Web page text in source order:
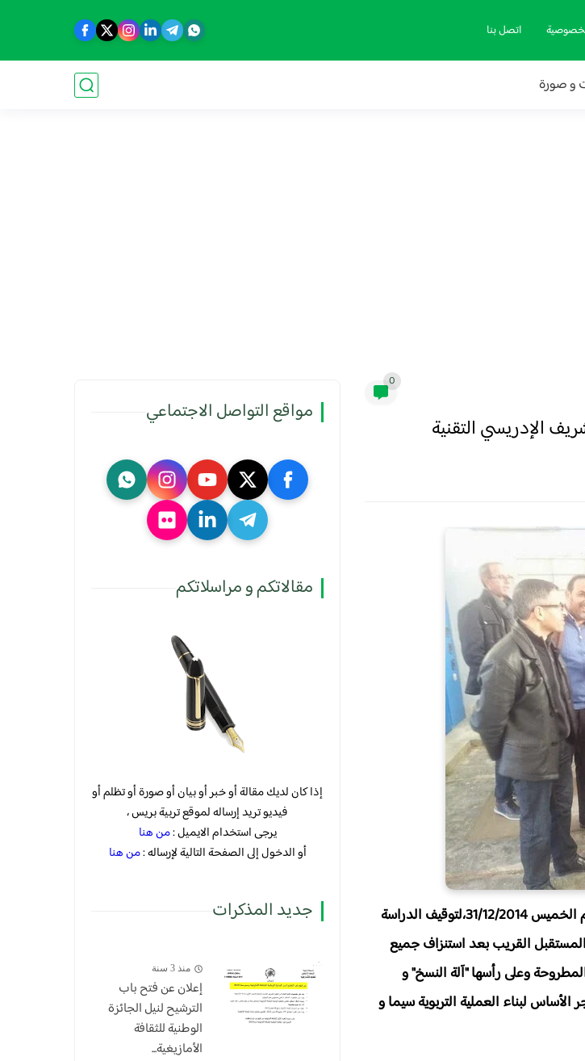
اتصل بنا
و صورة
0
اﻹدريسي التقنية
اضطر أساتذة التعليم التقني الصناعي بثانوية الشريف اﻹدريسي التقنية ،صبيحة يوم الخميس 31/12/2014،لتوقيف الدراسة
القريب بعد استنزاف جميع
وعلى رأسها "آلة النسخ" و
لبناء العملية التربوية سيما و
مواقع التواصل الاجتماعي
مقالاتكم و مراسلاتكم
إذا كان لديك مقالة أو خبر أو بيان أو صورة أو تظلم أو
فيديو تريد إرساله لموقع تربية بريس ،
يرجى استخدام الايميل :من هنا
أو الدخول إلى الصفحة التالية لإرساله :من هنا
جديد المذكرات
منذ 3 سنة
إعلان عن فتح باب
الترشيح لنيل الجائزة
الوطنية للثقافة
الأمازيغية...